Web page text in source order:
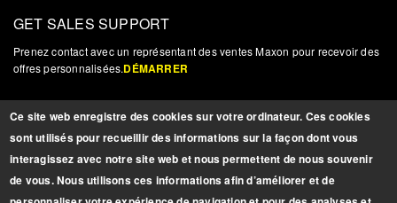
GET SALES SUPPORT
Prenez contact avec un représentant des ventes Maxon pour recevoir des
offres personnalisées.DÉMARRER
NOUVELLES ET MISES À JOUR
Inscrivez-vous pour recevoir des mises à jour, des nouvelles et autres
informations pertinentes sur les produits. INSCRIPTION
Ce site web enregistre des cookies sur votre ordinateur. Ces cookies
sont utilisés pour recueillir des informations sur la façon dont vous
interagissez avec notre site web et nous permettent de nous souvenir
de vous. Nous utilisons ces informations afin d’améliorer et de